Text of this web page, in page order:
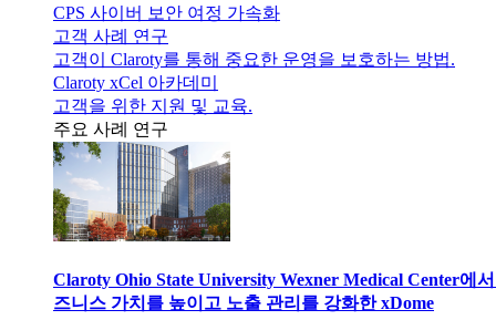
CPS 사이버 보안 여정 가속화
고객 사례 연구
고객이 Claroty를 통해 중요한 운영을 보호하는 방법.
Claroty xCel 아카데미
고객을 위한 지원 및 교육.
주요 사례 연구
Claroty Ohio State University Wexner Medical Center에
즈니스 가치를 높이고 노출 관리를 강화한 xDome